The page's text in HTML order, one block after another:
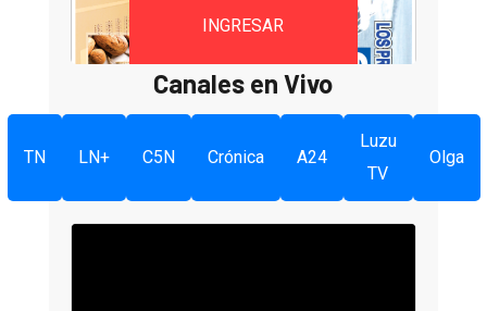
INGRESAR
Canales en Vivo
TN LN+ C5N Crónica A24
Luzu
TV
Olga